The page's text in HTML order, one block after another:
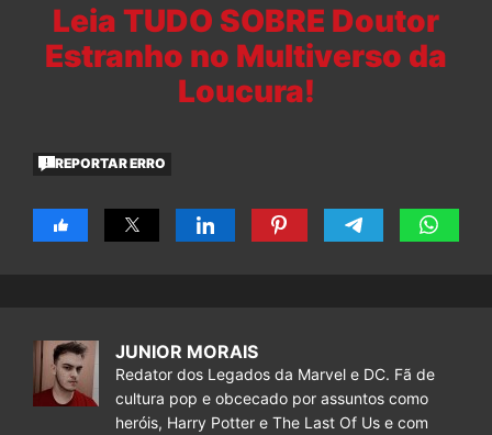
Leia TUDO SOBRE Doutor
Estranho no Multiverso da
Loucura!
REPORTAR ERRO
JUNIOR MORAIS
Redator dos Legados da Marvel e DC. Fã de
cultura pop e obcecado por assuntos como
heróis, Harry Potter e The Last Of Us e com